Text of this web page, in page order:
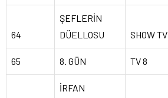
64
ŞEFLERİN
DÜELLOSU
SHOW TV
65 8. GÜN TV 8
İRFAN